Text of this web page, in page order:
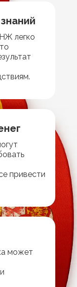
легко
привести
может